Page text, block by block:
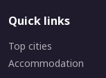
Quick links
Top cities
Accommodation